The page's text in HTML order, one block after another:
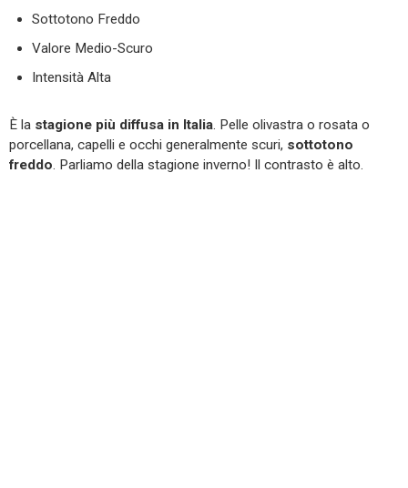
Sottotono Freddo
Valore Medio-Scuro
Intensità Alta
È la stagione più diffusa in Italia. Pelle olivastra o rosata o
porcellana, capelli e occhi generalmente scuri, sottotono
freddo. Parliamo della stagione inverno! Il contrasto è alto.